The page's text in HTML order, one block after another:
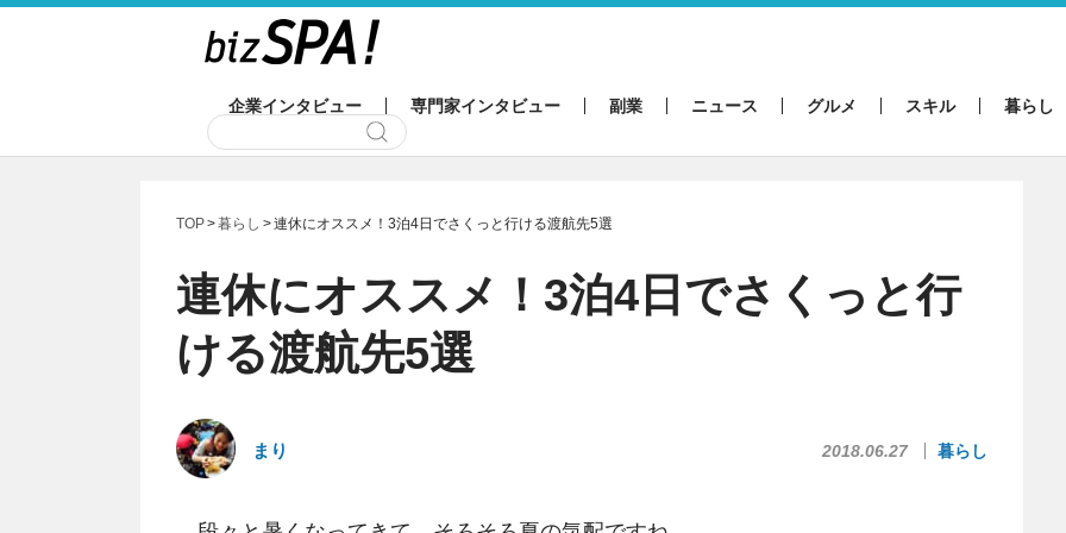
企業インタビュー 専門家インタビュー 副業 ニュース グルメ スキル 暮らし
TOP 暮らし 連休にオススメ！3泊4日でさくっと行ける渡航先5選
連休にオススメ！3泊4日でさくっと行
ける渡航先5選
まり 2018.06.27 暮らし